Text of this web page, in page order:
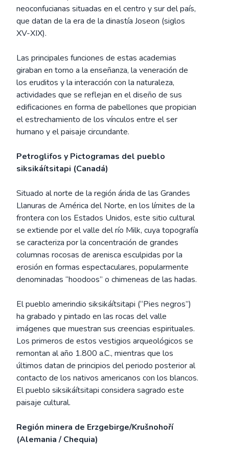
neoconfucianas situadas en el centro y sur del país,
que datan de la era de la dinastía Joseon (siglos
XV-XIX).
Las principales funciones de estas academias
giraban en torno a la enseñanza, la veneración de
los eruditos y la interacción con la naturaleza,
actividades que se reflejan en el diseño de sus
edificaciones en forma de pabellones que propician
el estrechamiento de los vínculos entre el ser
humano y el paisaje circundante.
Petroglifos y Pictogramas del pueblo
siksikáítsitapi (Canadá)
Situado al norte de la región árida de las Grandes
Llanuras de América del Norte, en los límites de la
frontera con los Estados Unidos, este sitio cultural
se extiende por el valle del río Milk, cuya topografía
se caracteriza por la concentración de grandes
columnas rocosas de arenisca esculpidas por la
erosión en formas espectaculares, popularmente
denominadas “hoodoos” o chimeneas de las hadas.
El pueblo amerindio siksikáítsitapi (“Pies negros”)
ha grabado y pintado en las rocas del valle
imágenes que muestran sus creencias espirituales.
Los primeros de estos vestigios arqueológicos se
remontan al año 1.800 a.C., mientras que los
últimos datan de principios del periodo posterior al
contacto de los nativos americanos con los blancos.
El pueblo siksikáítsitapi considera sagrado este
paisaje cultural.
Región minera de Erzgebirge/Krušnohoří
(Alemania / Chequia)